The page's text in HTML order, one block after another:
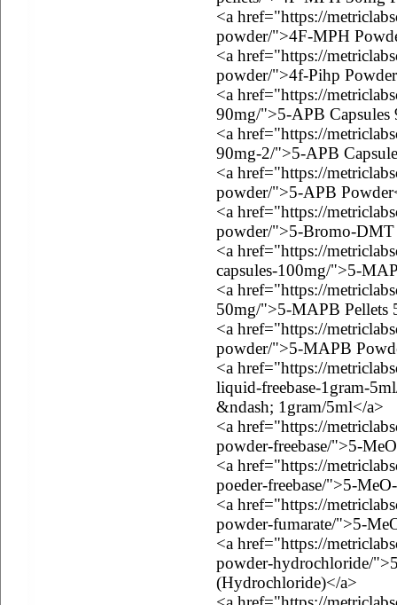
<a href="https://
powder/">4F-MPH
<a href="https://
powder/">4f-Pihp
<a href="https://
90mg/">5-APB Capsules
<a href="https://
90mg-2/">5-APB
<a href="https://
powder/">5-APB
<a href="https://
powder/">5-Bromo-DMT
<a href="https://
capsules-100mg/">5-
<a href="https://
50mg/">5-MAPB Pellets
<a href="https://
powder/">5-MAPB
<a href="https://
liquid-freebase-1gram-
&ndash; 1gram/5ml</a>
<a href="https://
powder-freebase/">5-
<a href="https://
poeder-freebase/">5-
<a href="https://
powder-fumarate/">5-
<a href="https://
powder-hydrochloride/
(Hydrochloride)</a>